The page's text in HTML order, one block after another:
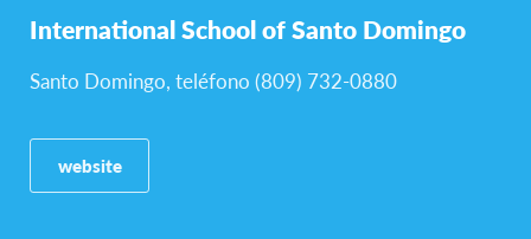
International School of Santo Domingo
Santo Domingo, teléfono (809) 732-0880
website